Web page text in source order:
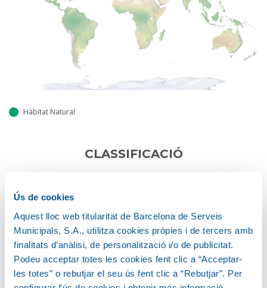
Ús de cookies
Aquest lloc web titularitat de Barcelona de Serveis
Municipals, S.A., utilitza cookies pròpies i de tercers amb
finalitats d’anàlisi, de personalització i/o de publicitat.
Podeu acceptar totes les cookies fent clic a “Acceptar-
les totes” o rebutjar el seu ús fent clic a “Rebutjar”. Per
Hàbitat Natural
CLASSIFICACIÓ
HÀBIT DE CREIXEMENT
Palmiforme